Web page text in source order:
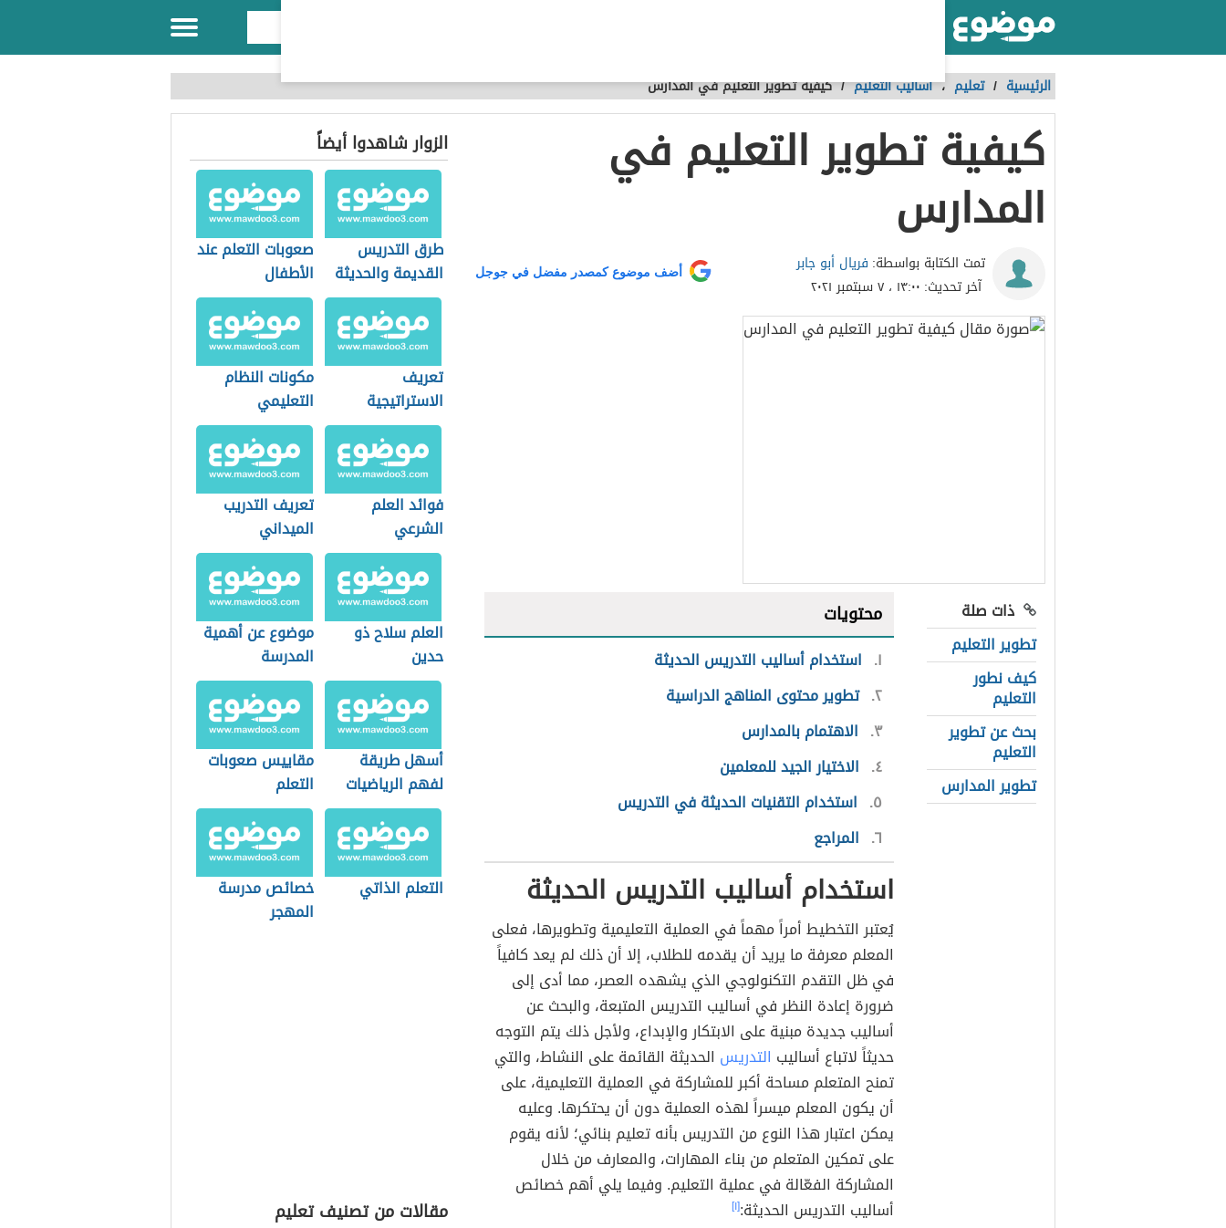
الرئيسية / تعليم ،أساليب التعليم /كيفية تطوير التعليم في المدارس
كيفية تطوير التعليم في
المدارس
تمت الكتابة بواسطة: فريال أبو جابر
آخر تحديث: ١٣:٠٠ ، ٧ سبتمبر ٢٠٢١
أضف موضوع كمصدر مفضل في جوجل
ذات صلة
تطوير التعليم
كيف نطور
التعليم
بحث عن تطوير
التعليم
تطوير المدارس
محتويات
١ استخدام أساليب التدريس الحديثة
٢ تطوير محتوى المناهج الدراسية
٣ الاهتمام بالمدارس
٤ الاختيار الجيد للمعلمين
٥ استخدام التقنيات الحديثة في التدريس
٦ المراجع
استخدام أساليب التدريس الحديثة
يُعتبر التخطيط أمراً مهماً في العملية التعليمية وتطويرها، فعلى
المعلم معرفة ما يريد أن يقدمه للطلاب، إلا أن ذلك لم يعد كافياً
في ظل التقدم التكنولوجي الذي يشهده العصر، مما أدى إلى
ضرورة إعادة النظر في أساليب التدريس المتبعة، والبحث عن
أساليب جديدة مبنية على الابتكار والإبداع، ولأجل ذلك يتم التوجه
حديثاً لاتباع أساليب التدريس الحديثة القائمة على النشاط، والتي
تمنح المتعلم مساحة أكبر للمشاركة في العملية التعليمية، على
أن يكون المعلم ميسراً لهذه العملية دون أن يحتكرها. وعليه
يمكن اعتبار هذا النوع من التدريس بأنه تعليم بنائي؛ لأنه يقوم
على تمكين المتعلم من بناء المهارات، والمعارف من خلال
المشاركة الفعّالة في عملية التعليم. وفيما يلي أهم خصائص
أساليب التدريس الحديثة:[١]
الزوار شاهدوا أيضاً
طرق التدريس
القديمة والحديثة
صعوبات التعلم عند
الأطفال
تعريف
الاستراتيجية
التعليمية
مكونات النظام
التعليمي
فوائد العلم
الشرعي
تعريف التدريب
الميداني
العلم سلاح ذو
حدين
موضوع عن أهمية
المدرسة
أسهل طريقة
لفهم الرياضيات
مقاييس صعوبات
التعلم
التعلم الذاتي
خصائص مدرسة
المهجر
مقالات من تصنيف تعليم